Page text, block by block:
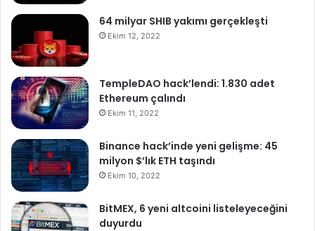
64 milyar SHIB yakımı gerçekleşti
Ekim 12, 2022
TempleDAO hack’lendi: 1.830 adet
Ethereum çalındı
Ekim 11, 2022
Binance hack’inde yeni gelişme: 45
milyon $’lık ETH taşındı
Ekim 10, 2022
BitMEX, 6 yeni altcoini listeleyeceğini
duyurdu